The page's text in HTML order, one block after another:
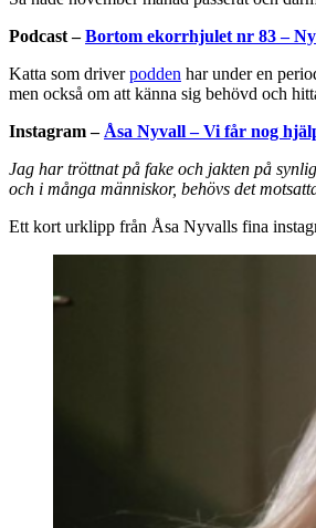
Podcast –Bortom ekorrhjulet nr 83 –
Katta som driverpodden har under en
men också om att känna sig behövd och
Instagram – Åsa Nyvall – Vi får nog
Jag har tröttnat på fake och jakten på
och i många människor, behövs det
Ett kort urklipp från Åsa Nyvalls fina